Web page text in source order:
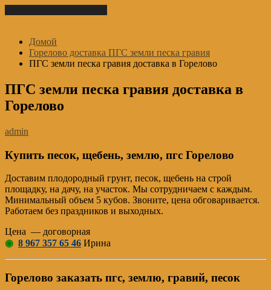
Домой
Горелово доставка ПГС земли песка гравия
ПГС земли песка гравия доставка в Горелово
ПГС земли песка гравия доставка в
Горелово
admin
Купить песок, щебень, землю, пгс Горелово
Доставим плодородный грунт, песок, щебень на строй
площадку, на дачу, на участок. Мы сотрудничаем с каждым.
Минимальный объем 5 кубов. Звоните, цена обговаривается.
Работаем без праздников и выходных.
Цена — договорная
◉ 8 967 357 65 46 Ирина
Горелово заказать пгс, землю, гравий, песок